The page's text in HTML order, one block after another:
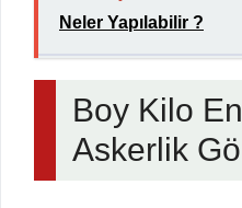
Neler Yapılabilir ?
Boy Kilo
Askerlik